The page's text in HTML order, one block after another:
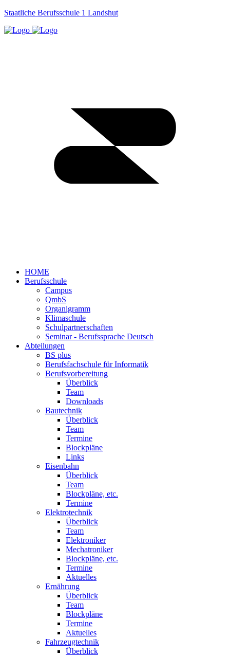
Staatliche Berufsschule 1 Landshut
HOME
Berufsschule
Campus
QmbS
Organigramm
Klimaschule
Schulpartnerschaften
Seminar - Berufssprache Deutsch
Abteilungen
BS plus
Berufsfachschule für Informatik
Berufsvorbereitung
Überblick
Team
Downloads
Bautechnik
Überblick
Team
Termine
Blockpläne
Links
Eisenbahn
Überblick
Team
Blockpläne, etc.
Termine
Elektrotechnik
Überblick
Team
Elektroniker
Mechatroniker
Blockpläne, etc.
Termine
Aktuelles
Ernährung
Überblick
Team
Blockpläne
Termine
Aktuelles
Fahrzeugtechnik
Überblick